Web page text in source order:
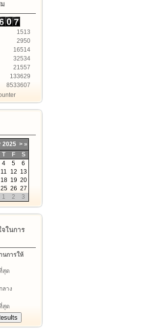
1513
2950
16514
32534
21557
133629
8533607
2025 > »
T F
S
4 5
6
11 12 13
18 19 20
25 26 27
1 2 3
ในการ
นการให้
สุด
ลาง
สุด